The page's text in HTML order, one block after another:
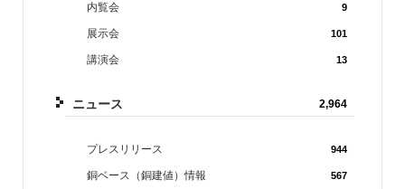
内覧会 9
展示会 101
講演会 13
ニュース 2,964
プレスリリース 944
銅ベース（銅建値）情報 567